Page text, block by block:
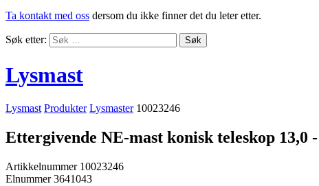
Ta kontakt med oss dersom du ikke finner det du leter etter.
Søk etter:
Lysmast
Lysmast Produkter Lysmaster 10023246
Ettergivende NE-mast konisk teleskop 13,0
Artikkelnummer 10023246
Elnummer 3641043